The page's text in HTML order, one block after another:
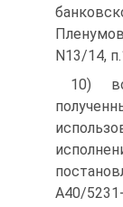
N13/14,
10)
А40/